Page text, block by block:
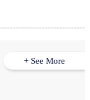
+ See More